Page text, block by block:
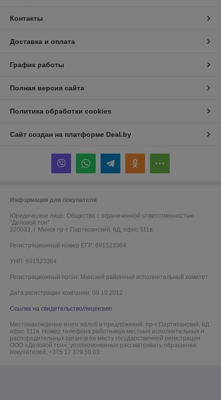
Контакты
Доставка и оплата
График работы
Полная версия сайта
Политика обработки cookies
Сайт создан на платформе Deal.by
Информация для покупателя
Юридическое лицо: Общество с ограниченной ответственностью
"Деловой тон"
220033, г. Минск пр-т Партизанский, 6Д, офис 311в
Регистрационный номер ЕГР: 691523364
УНП: 691523364
Регистрационный орган: Минский районный исполнительный комитет
Дата регистрации компании: 09.10.2012
Ссылка на свидетельство/лицензию
Местонахождение книги жалоб и предложений: пр-т Партизанский, 6Д
офис 311в. Номер телефона работников местных исполнительных и
распорядительных органов по месту государственной регистрации
ООО «Деловой тон», уполномоченных рассматривать обращения
покупателей: +375 17 379 58 03